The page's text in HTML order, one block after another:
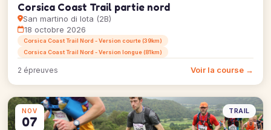
Corsica Coast Trail partie nord
San martino di lota (2B)
18 octobre 2026
Corsica Coast Trail Nord - Version courte (39km)
Corsica Coast Trail Nord - Version longue (81km)
2 épreuves Voir la course →
NOV
07
TRAIL